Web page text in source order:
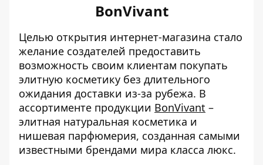
BonVivant
Целью открытия интернет-магазина стало
желание создателей предоставить
возможность своим клиентам покупать
элитную косметику без длительного
ожидания доставки из-за рубежа. В
ассортименте продукции BonVivant –
элитная натуральная косметика и
нишевая парфюмерия, созданная самыми
известными брендами мира класса люкс.